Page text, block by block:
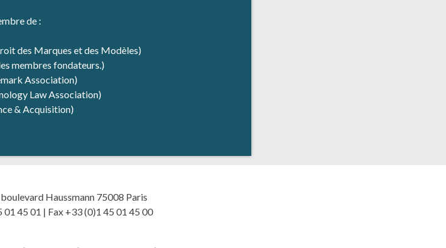
de :
des Marques et des Modèles)
membres fondateurs.)
Association)
Law Association)
& Acquisition)
Haussmann 75008 Paris
01 45 01 | Fax +33 (0)1 45 01 45 00